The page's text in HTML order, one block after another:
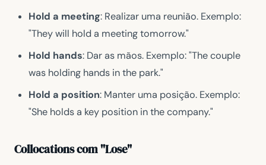
Hold a meeting: Realizar uma reunião. Exemplo:
"They will hold a meeting tomorrow."
Hold hands: Dar as mãos. Exemplo: "The couple
was holding hands in the park."
Hold a position: Manter uma posição. Exemplo:
"She holds a key position in the company."
Collocations com "Lose"